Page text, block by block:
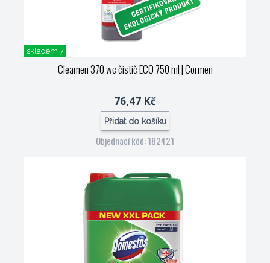
skladem 7
Cleamen 370 wc čistič ECO 750 ml| Cormen
76,47 Kč
Přidat do košíku
Objednací kód: 182421